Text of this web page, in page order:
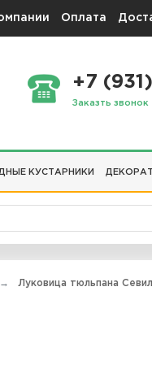
Оплата
+7
Заказть звонок
КУСТАРНИКИ
Луковица тюльпана